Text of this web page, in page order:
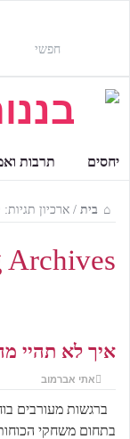
יחסים תרבות
בית / ארכיון
Archives:
איך לא תהיי
אתי אברמוב
ברגשות מעורבים
בתחום משחקי